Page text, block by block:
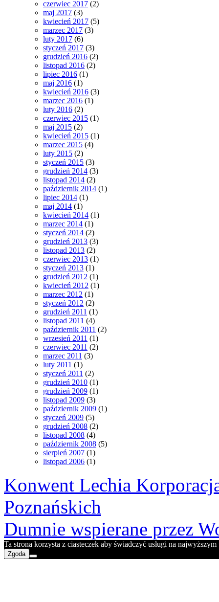
czerwiec 2017 (2)
maj 2017 (3)
kwiecień 2017 (5)
marzec 2017 (3)
luty 2017 (6)
styczeń 2017 (3)
grudzień 2016 (2)
listopad 2016 (2)
lipiec 2016 (1)
maj 2016 (1)
kwiecień 2016 (3)
marzec 2016 (1)
luty 2016 (2)
czerwiec 2015 (1)
maj 2015 (2)
kwiecień 2015 (1)
marzec 2015 (4)
luty 2015 (2)
styczeń 2015 (3)
grudzień 2014 (3)
listopad 2014 (2)
październik 2014 (1)
lipiec 2014 (1)
maj 2014 (1)
kwiecień 2014 (1)
marzec 2014 (1)
styczeń 2014 (2)
grudzień 2013 (3)
listopad 2013 (2)
czerwiec 2013 (1)
styczeń 2013 (1)
grudzień 2012 (1)
kwiecień 2012 (1)
marzec 2012 (1)
styczeń 2012 (2)
grudzień 2011 (1)
listopad 2011 (4)
październik 2011 (2)
wrzesień 2011 (1)
czerwiec 2011 (2)
marzec 2011 (3)
luty 2011 (1)
styczeń 2011 (2)
grudzień 2010 (1)
grudzień 2009 (1)
listopad 2009 (3)
październik 2009 (1)
styczeń 2009 (5)
grudzień 2008 (2)
listopad 2008 (4)
październik 2008 (5)
sierpień 2007 (1)
listopad 2006 (1)
Konwent Lechia
Poznańskich
Dumnie wspierane przez
Ta strona korzysta z ciasteczek aby świadczyć usługi na
Zgoda